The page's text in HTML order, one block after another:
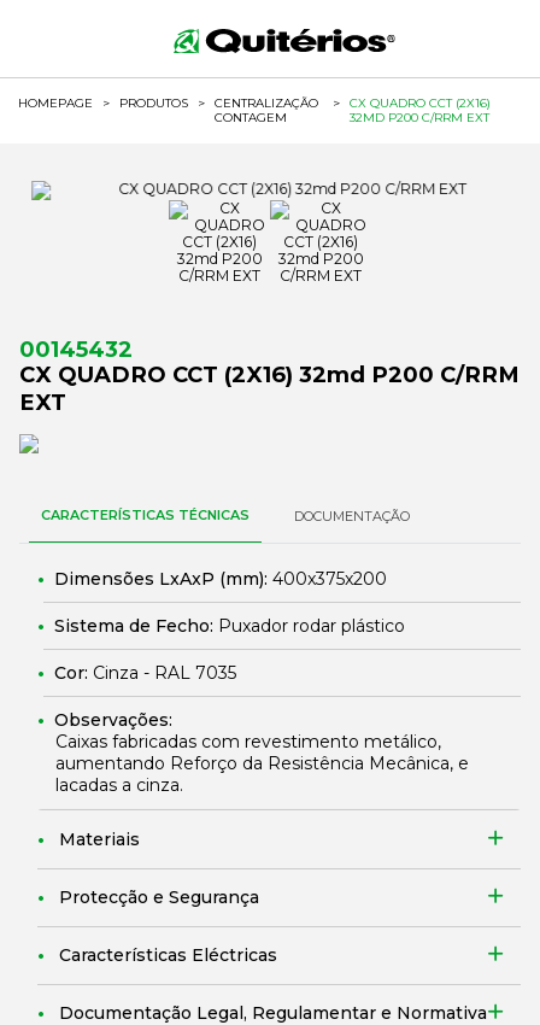
HOMEPAGE > PRODUTOS >
CENTRALIZAÇÃO
CONTAGEM
>
CX QUADRO CCT (2X16)
32MD P200 C/RRM EXT
00145432
CX QUADRO CCT (2X16) 32md P200 C/RRM
EXT
CARACTERÍSTICAS TÉCNICAS DOCUMENTAÇÃO
Dimensões LxAxP (mm): 400x375x200
Sistema de Fecho: Puxador rodar plástico
Cor: Cinza - RAL 7035
Observações:
Caixas fabricadas com revestimento metálico,
aumentando Reforço da Resistência Mecânica, e
lacadas a cinza.
Materiais
Protecção e Segurança
Características Eléctricas
Documentação Legal, Regulamentar e Normativa